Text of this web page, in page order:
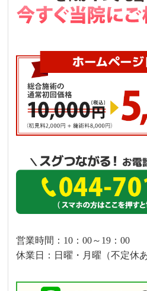
営業時間：10：00～19：00
休業日：日曜・月曜（不定休あ